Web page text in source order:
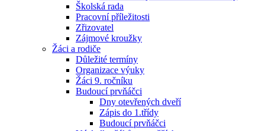
Školská rada
Pracovní příležitosti
Zřizovatel
Zájmové kroužky
Žáci a rodiče
Důležité termíny
Organizace výuky
Žáci 9. ročníku
Budoucí prvňáčci
Dny otevřených dveří
Zápis do 1.třídy
Budoucí prvňáčci